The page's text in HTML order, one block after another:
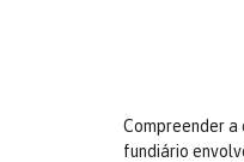
Compreender a
fundiário